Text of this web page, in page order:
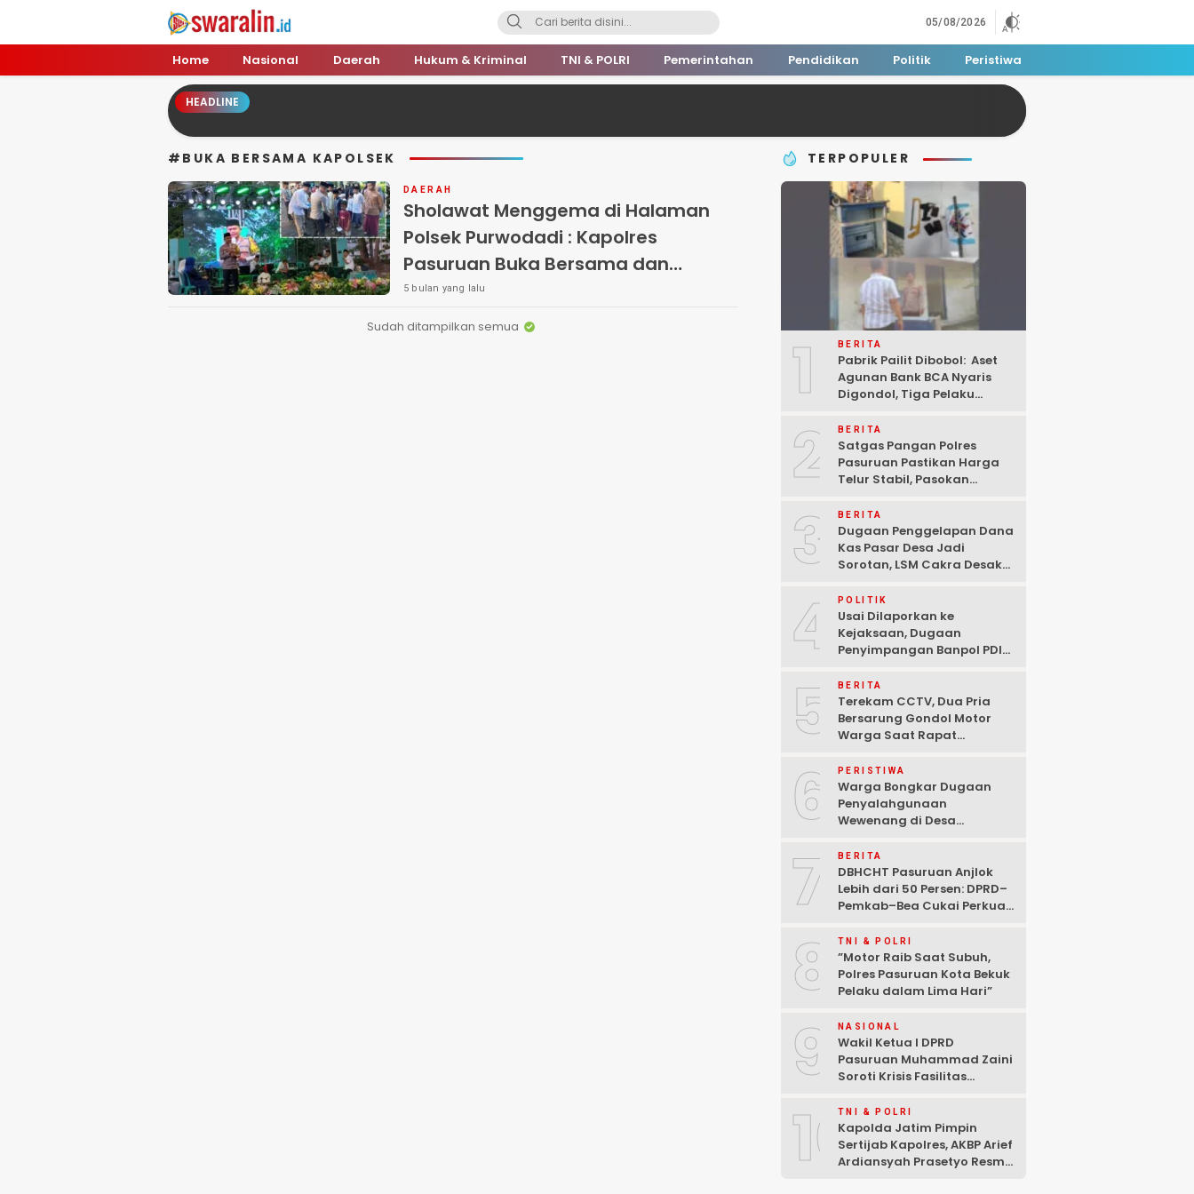
Swara Lin
Independent, Tajam & Profesional
05/08/2026
Home Nasional Daerah Hukum & Kriminal TNI & POLRI Pemerintahan Pendidikan Politik Peristiwa
HEADLINE
#BUKA BERSAMA KAPOLSEK
DAERAH
Sholawat Menggema di Halaman
Polsek Purwodadi : Kapolres
Pasuruan Buka Bersama dan
Santuni Ratusan Anak Yatim
5 bulan yang lalu
Sudah ditampilkan semua
TERPOPULER
1 BERITA
Pabrik Pailit Dibobol: Aset
Agunan Bank BCA Nyaris
Digondol, Tiga Pelaku
Pasuruan
2 BERITA
Satgas Pangan Polres
Pasuruan Pastikan Harga
Telur Stabil, Pasokan
Kekhawatiran Fluktuasi
3 BERITA
Dugaan Penggelapan Dana
Kas Pasar Desa Jadi
Sorotan, LSM Cakra Desak
4 POLITIK
Usai Dilaporkan ke
Kejaksaan, Dugaan
Penyimpangan Banpol PDIP
Tuntas “6 Eks Ketua PAC
Cabut Laporan”
5 BERITA
Terekam CCTV, Dua Pria
Bersarung Gondol Motor
Warga Saat Rapat
6 PERISTIWA
Warga Bongkar Dugaan
Penyalahgunaan
Wewenang di Desa
Mencuat
7 BERITA
DBHCHT Pasuruan Anjlok
Lebih dari 50 Persen: DPRD–
Pemkab–Bea Cukai Perkuat
Rokok Ilegal
8 TNI & POLRI
‎”Motor Raib Saat Subuh,
Polres Pasuruan Kota Bekuk
Pelaku dalam Lima Hari” ‎
9 NASIONAL
Wakil Ketua I DPRD
Pasuruan Muhammad Zaini
Soroti Krisis Fasilitas
Anggaran
10TNI & POLRI
Kapolda Jatim Pimpin
Sertijab Kapolres, AKBP Arief
Ardiansyah Prasetyo Resmi